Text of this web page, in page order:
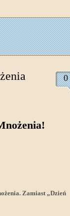
0
Zamiast „Dzień